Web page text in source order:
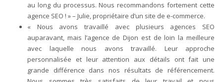
au long du processus. Nous recommandons fortement cette
agence SEO ! » – Julie, propriétaire d’un site de e-commerce.
« Nous avons travaillé avec plusieurs agences SEO
auparavant, mais l’agence de Dijon est de loin la meilleure
avec laquelle nous avons travaillé. Leur approche
personnalisée et leur attention aux détails ont fait une
grande différence dans nos résultats de référencement.